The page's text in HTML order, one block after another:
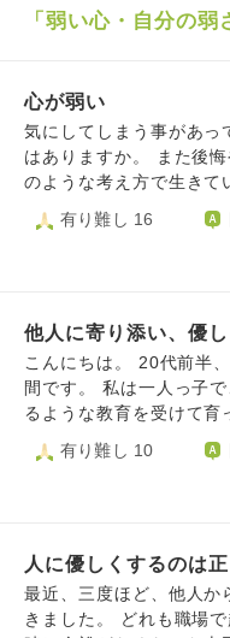
「弱い心・自分の
心が弱い
気にしてしまう事があっ
はありますか。 また後
のような考え方で生きて
有り難し 16
他人に寄り添い、優
こんにちは。 20代前半、恋愛感情があまりないタイプの人
間です。 私は一人っ子
るような教育を受けて育
立心があるのに加え、
め、かなり性格がキツ
が、対外的には最低限の
ってしばらくのうちは上手く
に縋られるとすごく強く
有り難し 10
人に優しくするのは
最近、三度ほど、他人か
きました。 どれも職場